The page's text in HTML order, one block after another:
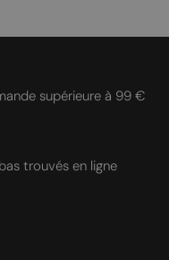
supérieure à 99 €
trouvés en ligne